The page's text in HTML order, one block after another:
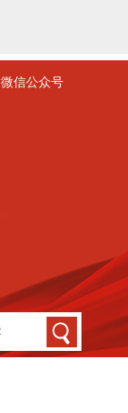
微信公众号